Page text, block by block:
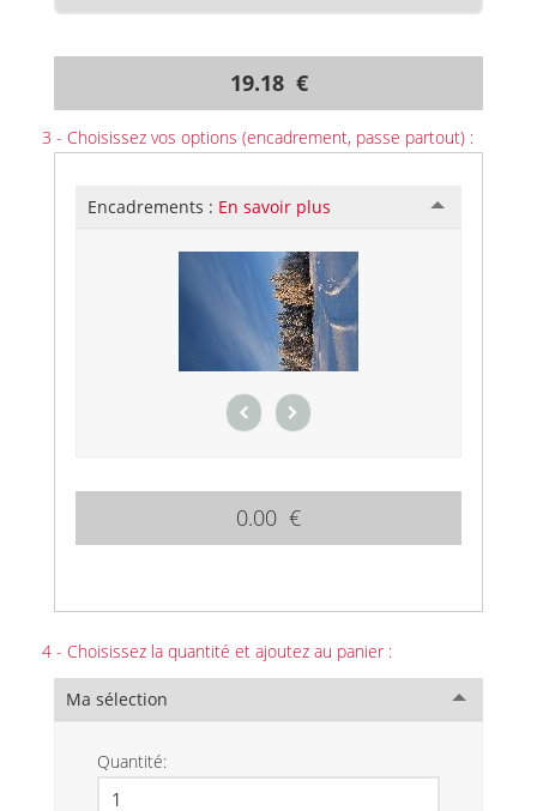
19.18 €
3 - Choisissez vos options (encadrement, passe partout) :
Encadrements : En savoir plus
0.00 €
4 - Choisissez la quantité et ajoutez au panier :
Ma sélection
Quantité: